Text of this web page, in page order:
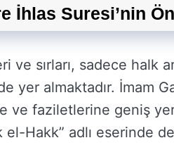
İhlas Suresi’nin
ve sırları, sadece halk
yer almaktadır. İmam
ve faziletlerine geniş
Hakk” adlı eserinde